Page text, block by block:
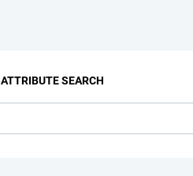
ATTRIBUTE SEARCH